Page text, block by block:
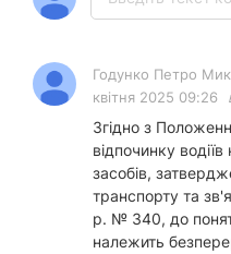
Годунко Петро
квітня 2025 09:26
Згідно з
відпочинку
засобів,
транспорту та
р. № 340, до
належить